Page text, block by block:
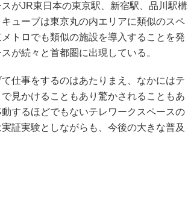
がJR東日本の東京駅、新宿駅、品川駅構
ューブは東京丸の内エリアに類似のスペ
トロでも類似の施設を導入することを発
が続々と首都圏に出現している。
仕事をするのはあたりまえ、なかにはテ
見かけることもあり驚かされることもあ
するほどでもないテレワークスペースの
証実験としながらも、今後の大きな普及